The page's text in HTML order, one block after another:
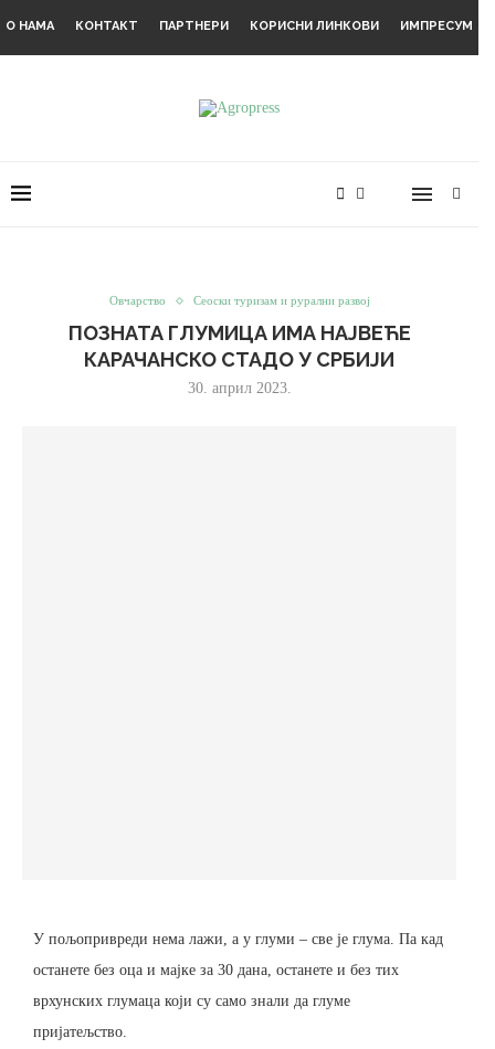
О НАМА КОНТАКТ ПАРТНЕРИ КОРИСНИ ЛИНКОВИ ИМПРЕСУМ
Овчарство Сеоски туризам и рурални развој
ПОЗНАТА ГЛУМИЦА ИМА НАЈВЕЋЕ
КАРАЧАНСКО СТАДО У СРБИЈИ
30. април 2023.
У пољопривреди нема лажи, а у глуми – све је глума. Па кад
останете без оца и мајке за 30 дана, останете и без тих
врхунских глумаца који су само знали да глуме
пријатељство.